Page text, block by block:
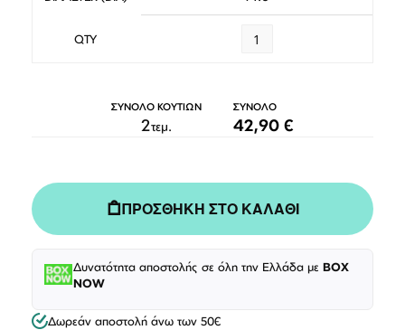
QTY
ΣΥΝΟΛΟ ΚΟΥΤΙΩΝ
2τεμ.
ΣΥΝΟΛΟ
42,90 €
ΠΡΟΣΘΗΚΗ ΣΤΟ ΚΑΛΑΘΙ
Δυνατότητα αποστολής σε όλη την Ελλάδα με BOX
NOW
Δωρεάν αποστολή άνω των 50€